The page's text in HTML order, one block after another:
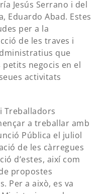
Jesús Serrano i del
Eduardo Abad. Estes
per a la
de les traves i
que
negocis en el
activitats
Treballadors
a treballar amb
Pública el juliol
de les càrregues
d’estes, així com
propostes
Per a això, es va